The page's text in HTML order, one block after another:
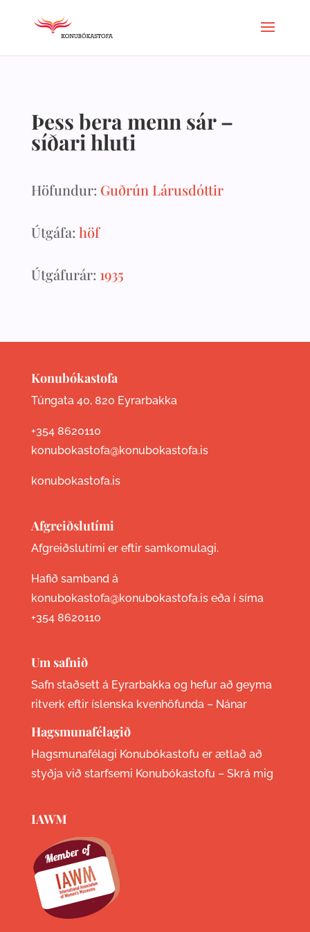
Þess bera menn sár –
síðari hluti
Höfundur: Guðrún Lárusdóttir
Útgáfa: höf
Útgáfurár: 1935
Konubókastofa
Túngata 40, 820 Eyrarbakka
+354 8620110
konubokastofa@konubokastofa.is
konubokastofa.is
Afgreiðslutími
Afgreiðslutími er eftir samkomulagi.
Hafið samband á
konubokastofa@konubokastofa.is eða í síma
+354 8620110
Um safnið
Safn staðsett á Eyrarbakka og hefur að geyma
ritverk eftir íslenska kvenhöfunda – Nánar
Hagsmunafélagið
Hagsmunafélagi Konubókastofu er ætlað að
styðja við starfsemi Konubókastofu – Skrá mig
IAWM